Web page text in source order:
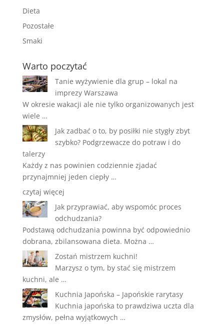
Dieta
Pozostałe
Smaki
Warto poczytać
Tanie wyżywienie dla grup – lokal na
imprezy Warszawa
W okresie wakacji ale nie tylko organizowanych jest
wiele …
Jak zadbać o to, by posiłki nie stygły zbyt
szybko? Podgrzewacze do potraw i do
talerzy
Każdy z nas powinien codziennie zjadać
przynajmniej jeden ciepły …
czytaj więcej
Jak przyprawiać, aby wspomóc proces
odchudzania?
Podstawą odchudzania powinna być odpowiednio
dobrana, zbilansowana dieta. Można …
Zostań mistrzem kuchni!
Marzysz o tym, by stać się mistrzem
kuchni, ale …
Kuchnia Japońska – Japońskie rarytasy
Kuchnia japońska to prawdziwa uczta dla
zmysłów, pełna wyjątkowych …